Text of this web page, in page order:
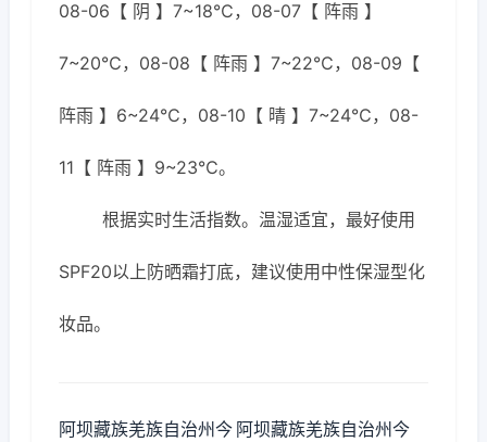
08-06【 阴 】7~18℃，08-07【 阵雨 】
7~20℃，08-08【 阵雨 】7~22℃，08-09【
阵雨 】6~24℃，08-10【 晴 】7~24℃，08-
11【 阵雨 】9~23℃。
根据实时生活指数。温湿适宜，最好使用
SPF20以上防晒霜打底，建议使用中性保湿型化
妆品。
阿坝藏族羌族自治州今 阿坝藏族羌族自治州今